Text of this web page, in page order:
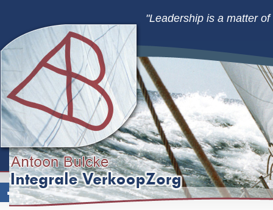
"Leadership is a matter